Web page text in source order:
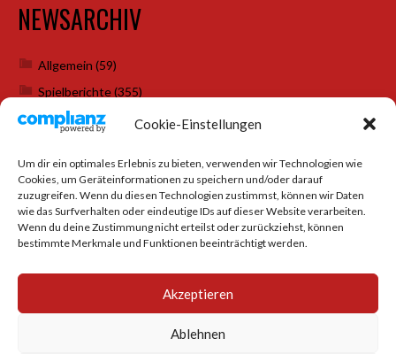
Cookie-Einstellungen
Um dir ein optimales Erlebnis zu bieten, verwenden wir Technologien wie
Cookies, um Geräteinformationen zu speichern und/oder darauf
zuzugreifen. Wenn du diesen Technologien zustimmst, können wir Daten
wie das Surfverhalten oder eindeutige IDs auf dieser Website verarbeiten.
Wenn du deine Zustimmung nicht erteilst oder zurückziehst, können
bestimmte Merkmale und Funktionen beeinträchtigt werden.
Akzeptieren
Ablehnen
NEWSARCHIV
Allgemein (59)
Spielberichte(355)
Weihnachtsfeiern(7)
SOCIAL MEDIA